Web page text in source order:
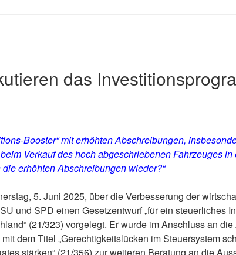
das
Booster“ mit erhöhten Abschreibungen,
Verkauf des hoch abgeschriebenen Fahrzeuges
erhöhten Abschreibungen wieder?“
5. Juni 2025, über die Verbesserung der
und SPD einen Gesetzentwurf „für ein steuerliches
(21/323) vorgelegt. Er wurde im Anschluss an
dem Titel „Gerechtigkeitslücken im Steuersystem
stärken“ (21/356) zur weiteren Beratung an die